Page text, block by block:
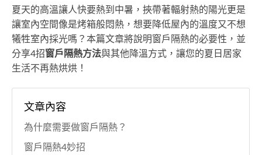
夏天的高溫讓人快要熱到中暑，挾帶著輻射熱的陽光更是
讓室內空間像是烤箱般悶熱，想要降低屋內的溫度又不想
犧牲室內採光嗎？本篇文章將說明窗戶隔熱的必要性，並
分享4招窗戶隔熱方法與其他降溫方式，讓您的夏日居家
生活不再熱烘烘！
文章內容
為什麼需要做窗戶隔熱？
窗戶隔熱4妙招